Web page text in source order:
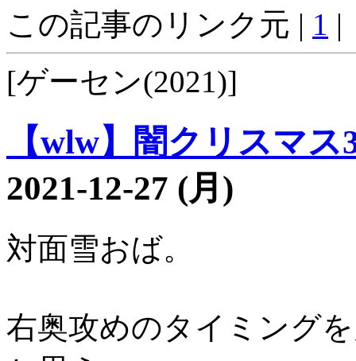
この記事のリンク元 | 1 |
[ゲーセン(2021)]
【wlw】闇クリスマ
2021-12-27 (月)
対面雪おば。
右奥攻めのタイミング